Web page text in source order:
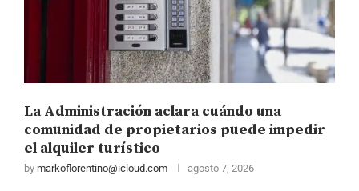
La Administración aclara cuándo una
comunidad de propietarios puede impedir
el alquiler turístico
by markoflorentino@icloud.com agosto 7, 2026